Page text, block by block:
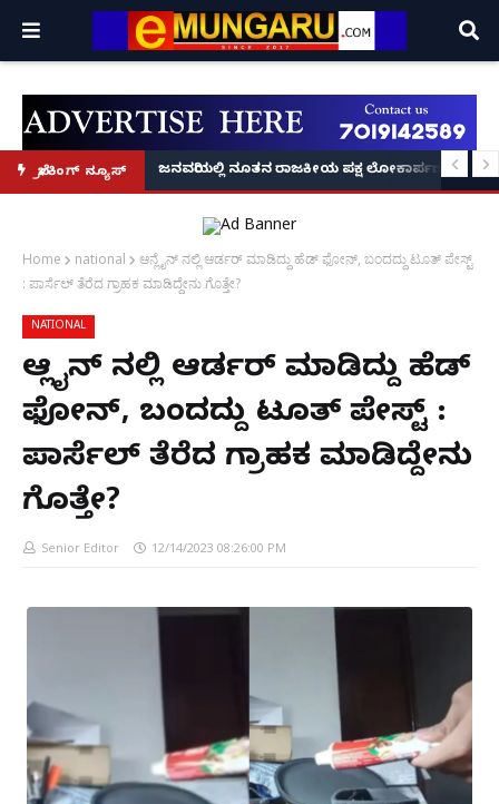
ಬ್ರೇಕಿಂಗ್ ನ್ಯೂಸ್
ಕಥೆ!
8 ಅಡಿಗೂ ಹೆಚ್ಚು ಉದ್ದದ ಕೂದಲು ಬೆಳೆಸಿ ಗಿನ್ನಿಸ್ ವಿಶ್ವ ದಾಖಲೆ ಬರೆದ ಭಾರತದ ರೇಣು
ಜನವರಿಯಲ್ಲಿ ನೂತನ ರಾಜಕೀಯ ಪಕ್ಷ ಲೋಕಾರ್ಪಣೆ – ನಟ
Home national
ಆನ್ಲೈನ್ ನಲ್ಲಿ‌ ಆರ್ಡರ್ ಮಾಡಿದ್ದು ಹೆಡ್ ಫೋನ್, ಬಂದದ್ದು ಟೂತ್ ಪೇಸ್ಟ್
: ಪಾರ್ಸೆಲ್ ತೆರೆದ ಗ್ರಾಹಕ ಮಾಡಿದ್ದೇನು ಗೊತ್ತೇ?
NATIONAL
ಆನ್ಲೈನ್ ನಲ್ಲಿ‌ ಆರ್ಡರ್ ಮಾಡಿದ್ದು ಹೆಡ್
ಫೋನ್, ಬಂದದ್ದು ಟೂತ್ ಪೇಸ್ಟ್ :
ಪಾರ್ಸೆಲ್ ತೆರೆದ ಗ್ರಾಹಕ ಮಾಡಿದ್ದೇನು
ಗೊತ್ತೇ?
Senior Editor 12/14/2023 08:26:00 PM